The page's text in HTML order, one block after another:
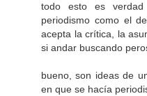
todo esto es
periodismo como el
acepta la crítica, la
si andar buscando
bueno, son ideas de
en que se hacía